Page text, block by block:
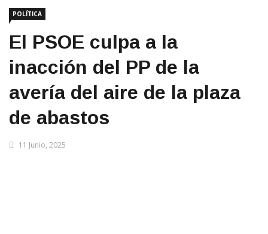
POLÍTICA
El PSOE culpa a la
inacción del PP de la
avería del aire de la plaza
de abastos
11 Junio, 2025